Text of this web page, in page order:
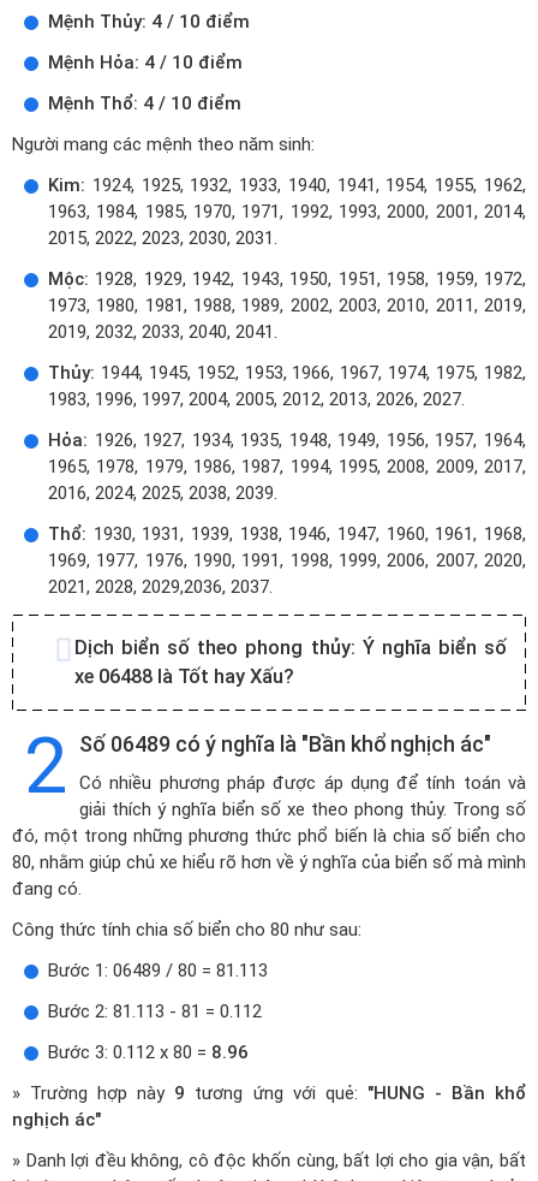
Mệnh Thủy: 4 / 10 điểm
Mệnh Hỏa: 4 / 10 điểm
Mệnh Thổ: 4 / 10 điểm
Người mang các mệnh theo năm sinh:
Kim: 1924, 1925, 1932, 1933, 1940, 1941, 1954, 1955, 1962,
1963, 1984, 1985, 1970, 1971, 1992, 1993, 2000, 2001, 2014,
2015, 2022, 2023, 2030, 2031.
Mộc: 1928, 1929, 1942, 1943, 1950, 1951, 1958, 1959, 1972,
1973, 1980, 1981, 1988, 1989, 2002, 2003, 2010, 2011, 2019,
2019, 2032, 2033, 2040, 2041.
Thủy: 1944, 1945, 1952, 1953, 1966, 1967, 1974, 1975, 1982,
1983, 1996, 1997, 2004, 2005, 2012, 2013, 2026, 2027.
Hỏa: 1926, 1927, 1934, 1935, 1948, 1949, 1956, 1957, 1964,
1965, 1978, 1979, 1986, 1987, 1994, 1995, 2008, 2009, 2017,
2016, 2024, 2025, 2038, 2039.
Thổ: 1930, 1931, 1939, 1938, 1946, 1947, 1960, 1961, 1968,
1969, 1977, 1976, 1990, 1991, 1998, 1999, 2006, 2007, 2020,
2021, 2028, 2029,2036, 2037.
Dịch biển số theo phong thủy: Ý nghĩa biển số
xe 06488 là Tốt hay Xấu?
2 Số 06489 có ý nghĩa là "Bần khổ nghịch ác"
Có nhiều phương pháp được áp dụng để tính toán và
giải thích ý nghĩa biển số xe theo phong thủy. Trong số
đó, một trong những phương thức phổ biến là chia số biển cho
80, nhằm giúp chủ xe hiểu rõ hơn về ý nghĩa của biển số mà mình
đang có.
Công thức tính chia số biển cho 80 như sau:
Bước 1: 06489 / 80 = 81.113
Bước 2: 81.113 - 81 = 0.112
Bước 3: 0.112 x 80 = 8.96
» Trường hợp này 9 tương ứng với quẻ: "HUNG - Bần khổ
nghịch ác"
» Danh lợi đều không, cô độc khốn cùng, bất lợi cho gia vận, bất